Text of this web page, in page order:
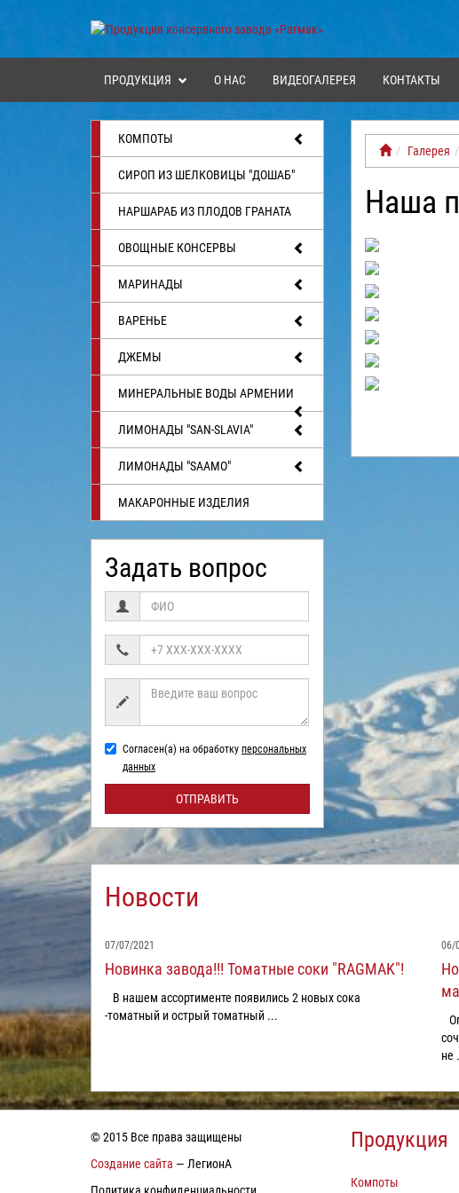
ПРОДУКЦИЯ О НАС ВИДЕОГАЛЕРЕЯ КОНТАКТЫ
КОМПОТЫ
СИРОП ИЗ ШЕЛКОВИЦЫ "ДОШАБ"
НАРШАРАБ ИЗ ПЛОДОВ ГРАНАТА
ОВОЩНЫЕ КОНСЕРВЫ
МАРИНАДЫ
ВАРЕНЬЕ
ДЖЕМЫ
МИНЕРАЛЬНЫЕ ВОДЫ АРМЕНИИ
ЛИМОНАДЫ "SAN-SLAVIA"
ЛИМОНАДЫ "SAAMO"
МАКАРОННЫЕ ИЗДЕЛИЯ
Задать вопрос
Согласен(а) на обработку персональных
данных
ОТПРАВИТЬ
Галерея
Наша
Новости
07/07/2021
Новинка завода!!! Томатные соки "RAGMAK"!
В нашем ассортименте появились 2 новых сока
-томатный и острый томатный ...
06/
не
© 2015 Все права защищены
Создание сайта — ЛегионА
Продукция
Компоты